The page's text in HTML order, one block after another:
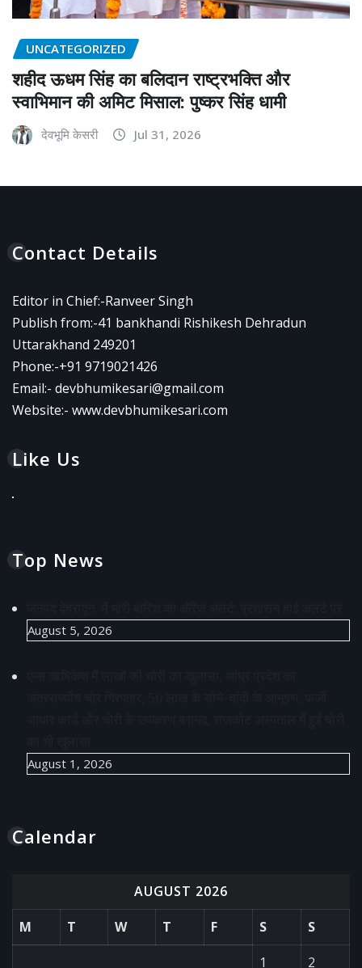
UNCATEGORIZED
शहीद ऊधम सिंह का बलिदान राष्ट्रभक्ति और
स्वाभिमान की अमिट मिसाल: पुष्कर सिंह धामी
देवभूमि केसरी Jul 31, 2026
Contact Details
Editor in Chief:-Ranveer Singh
Publish from:-41 bankhandi Rishikesh Dehradun
Uttarakhand 249201
Phone:-+91 9719021426
Email:- devbhumikesari@gmail.com
Website:- www.devbhumikesari.com
Like Us
Top News
August 5, 2026
August 1, 2026
Calendar
AUGUST 2026
M
T W T F S
S
1
2